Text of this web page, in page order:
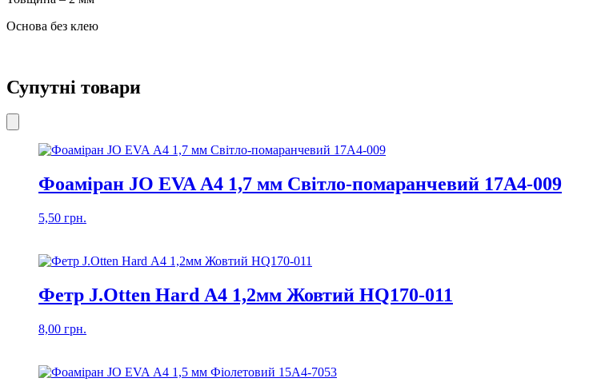
Основа без клею
Супутні товари
Фоаміран JO EVA А4 1,7 мм Світло-помаранчевий 17А4-009
5,50 грн.
Фетр J.Otten Hard А4 1,2мм Жовтий HQ170-011
8,00 грн.